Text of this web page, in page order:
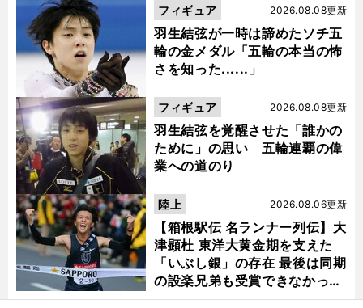
羽生結弦が一時は諦めたソチ五
輪の金メダル「五輪の本当の怖
さを知った......」
2026.08.08更新
フィギュア
羽生結弦を覚醒させた「誰かの
ために」の思い 五輪連覇の偉
業への道のり
2026.08.08更新
フィギュア
【箱根駅伝 名ランナー列伝】大
津顕杜 東洋大黄金期を支えた
「いぶし銀」の存在 最後は同期
の設楽兄弟も受賞できなかった
金栗杯に輝く
2026.08.06更新
陸上